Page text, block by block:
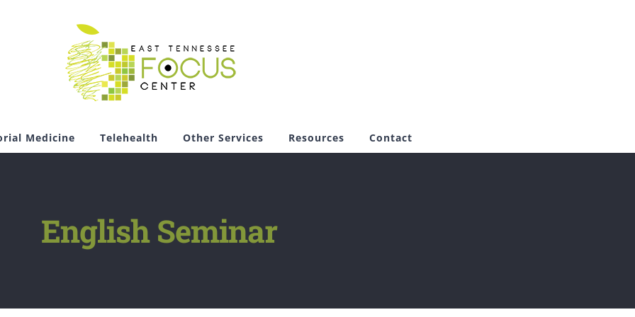
Medicine Telehealth Other Services Resources Contact
English Seminar